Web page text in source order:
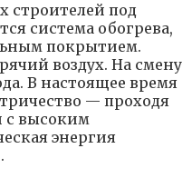
строителей под
система обогрева,
покрытием.
воздух. На смену
В настоящее время
— проходя
с высоким
энергия